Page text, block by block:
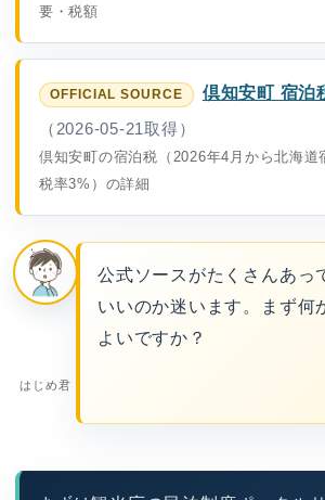
要・税額
倶知安町 宿泊
（2026-05-21取得）
倶知安町の宿泊税（2026年4月から北海道
税率3%）の詳細
はじめ君
公式ソースがたくさんあっ
いいのか迷います。まず何
よいですか？